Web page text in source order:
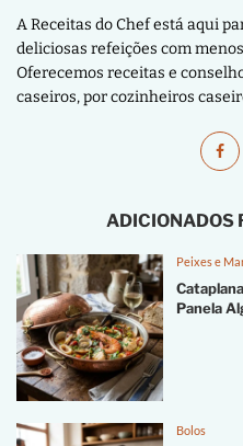
A Receitas do Chef está aqui
deliciosas refeições com
Oferecemos receitas e
caseiros, por cozinheiros
ADICIONADOS
Peixes e
Panela
Bolos